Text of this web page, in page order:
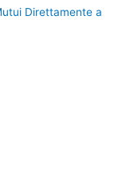
Direttamente a